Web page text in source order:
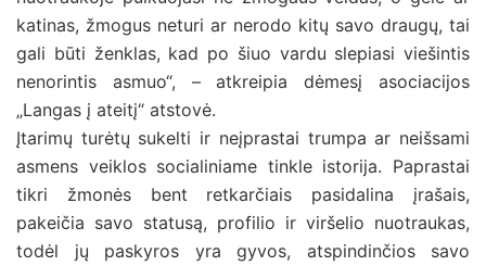
katinas, žmogus neturi ar nerodo kitų savo draugų, tai
gali būti ženklas, kad po šiuo vardu slepiasi viešintis
nenorintis asmuo“, – atkreipia dėmesį asociacijos
„Langas į ateitį“ atstovė.
Įtarimų turėtų sukelti ir neįprastai trumpa ar neišsami
asmens veiklos socialiniame tinkle istorija. Paprastai
tikri žmonės bent retkarčiais pasidalina įrašais,
pakeičia savo statusą, profilio ir viršelio nuotraukas,
todėl jų paskyros yra gyvos, atspindinčios savo